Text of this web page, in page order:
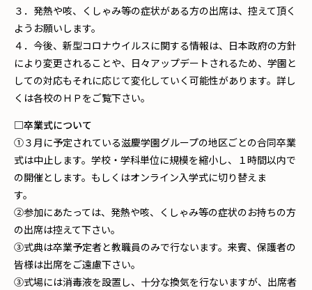
３．発熱や咳、くしゃみ等の症状がある方の出席は、控えて頂く
ようお願いします。
４．今後、新型コロナウイルスに関する情報は、日本政府の方針
により変更されることや、日々アップデートされるため、学園と
しての対応もそれに応じて変化していく可能性があります。詳し
くは各校のＨＰをご覧下さい。
□卒業式について
①３月に予定されている滋慶学園グループの地区ごとの合同卒業
式は中止します。学校・学科単位に規模を縮小し、１時間以内で
の開催とします。もしくはオンライン入学式に切り替えま
す。
②参加にあたっては、発熱や咳、くしゃみ等の症状のお持ちの方
の出席は控えて下さい。
③式典は卒業予定者と教職員のみで行ないます。来賓、保護者の
皆様は出席をご遠慮下さい。
③式場には消毒液を設置し、十分な換気を行ないますが、出席者